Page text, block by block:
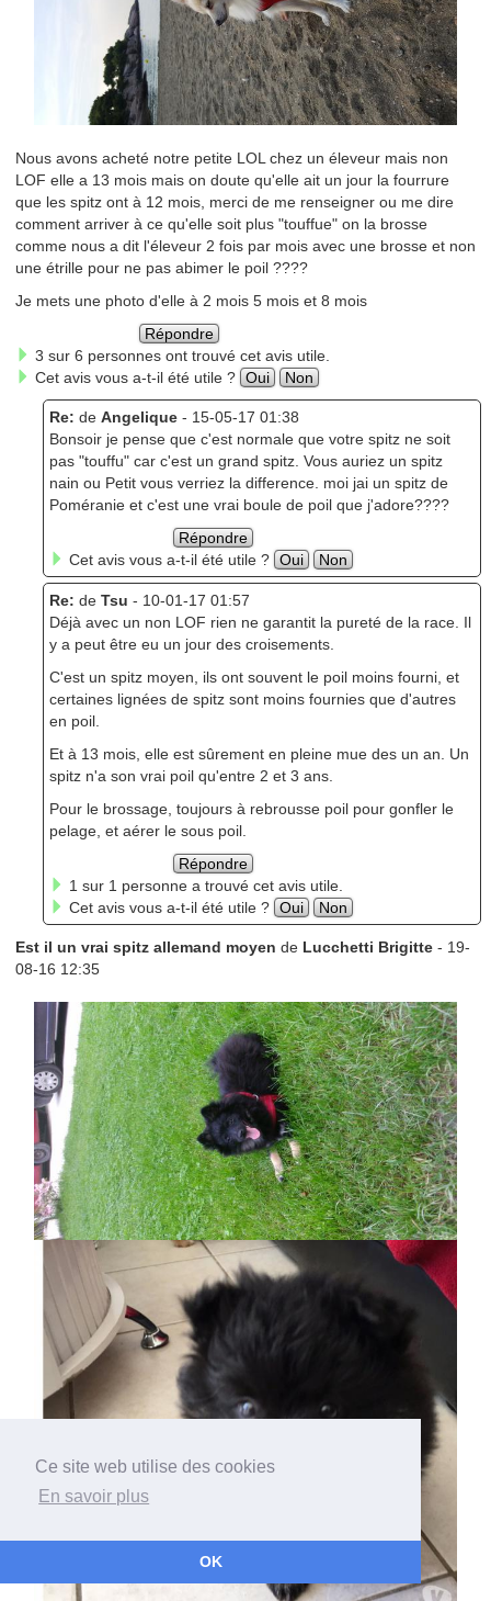
Ce site web utilise des cookies
En savoir plus
OK
Nous avons acheté notre petite LOL chez un éleveur mais non
LOF elle a 13 mois mais on doute qu'elle ait un jour la fourrure
que les spitz ont à 12 mois, merci de me renseigner ou me dire
comment arriver à ce qu'elle soit plus "touffue" on la brosse
comme nous a dit l'éleveur 2 fois par mois avec une brosse et non
une étrille pour ne pas abimer le poil ????
Je mets une photo d'elle à 2 mois 5 mois et 8 mois
Répondre
3 sur 6 personnes ont trouvé cet avis utile.
Cet avis vous a-t-il été utile ? Oui Non
Re: de Angelique- 15-05-17 01:38
Bonsoir je pense que c'est normale que votre spitz ne soit
pas "touffu" car c'est un grand spitz. Vous auriez un spitz
nain ou Petit vous verriez la difference. moi jai un spitz de
Poméranie et c'est une vrai boule de poil que j'adore????
Répondre
Cet avis vous a-t-il été utile ? Oui Non
Re: de Tsu - 10-01-17 01:57
Déjà avec un non LOF rien ne garantit la pureté de la race. Il
y a peut être eu un jour des croisements.
C'est un spitz moyen, ils ont souvent le poil moins fourni, et
certaines lignées de spitz sont moins fournies que d'autres
en poil.
Et à 13 mois, elle est sûrement en pleine mue des un an. Un
spitz n'a son vrai poil qu'entre 2 et 3 ans.
Pour le brossage, toujours à rebrousse poil pour gonfler le
pelage, et aérer le sous poil.
Répondre
1 sur 1 personne a trouvé cet avis utile.
Cet avis vous a-t-il été utile ? Oui Non
Est il un vrai spitz allemand moyen de Lucchetti Brigitte- 19-
08-16 12:35